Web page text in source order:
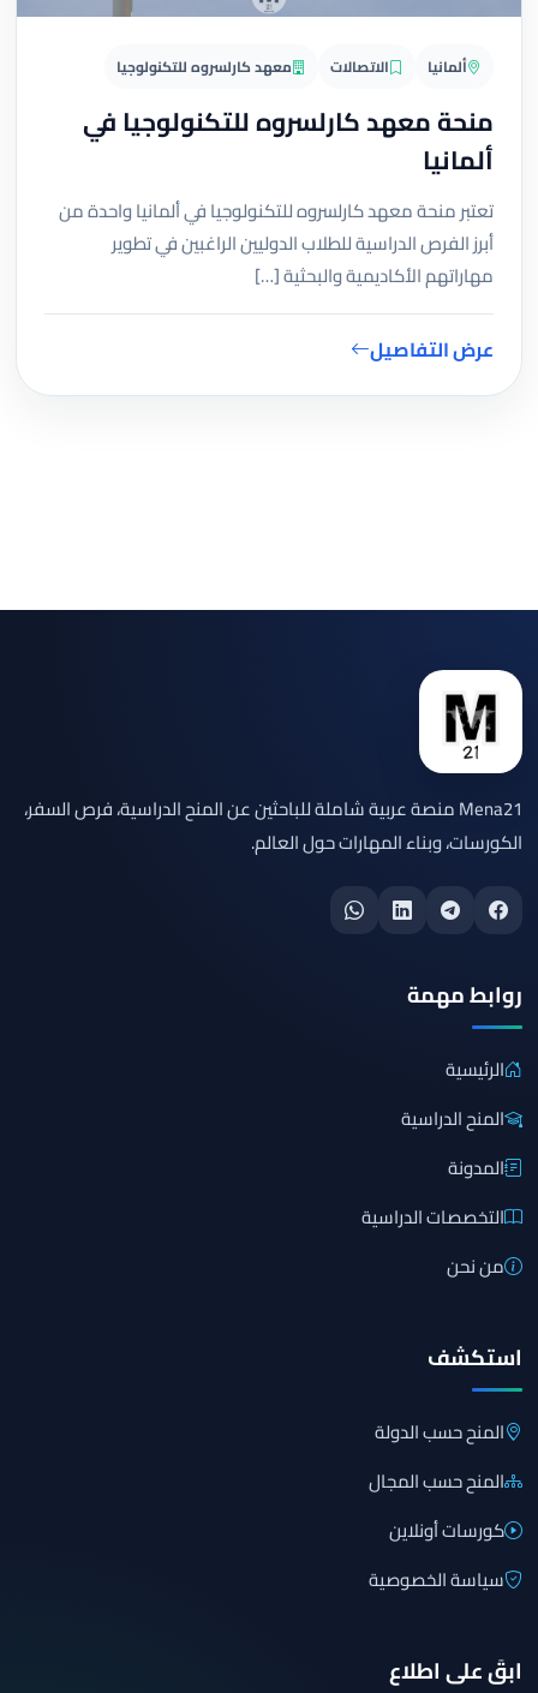
ألمانيا الاتصالات معهد كارلسروه للتكنولوجيا
منحة معهد كارلسروه للتكنولوجيا في
ألمانيا
تعتبر منحة معهد كارلسروه للتكنولوجيا في ألمانيا واحدة من
أبرز الفرص الدراسية للطلاب الدوليين الراغبين في تطوير
مهاراتهم الأكاديمية والبحثية […]
عرض التفاصيل
Mena21 منصة عربية شاملة للباحثين عن المنح الدراسية، فرص السفر،
الكورسات، وبناء المهارات حول العالم.
روابط مهمة
الرئيسية
المنح الدراسية
المدونة
التخصصات الدراسية
من نحن
استكشف
المنح حسب الدولة
المنح حسب المجال
كورسات أونلاين
سياسة الخصوصية
ابقَ على اطلاع